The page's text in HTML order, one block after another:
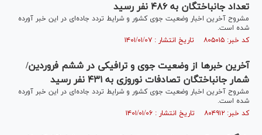
تعداد جانباختگان به ۴۸۶ نفر رسید
مشروح آخرین اخبار وضعیت جوی کشور و شرایط تردد جاده‌ای در این خبر آورده
شده است.
کد خبر: ۸۰۵۰۱۵ تاریخ انتشار : ۱۴۰۱/۰۱/۰۷
آخرین خبر‌ها از وضعیت جوی و ترافیکی در ششم فروردین/
شمار جانباختگان تصادفات نوروزی به ۴۳۱ نفر رسید
مشروح آخرین اخبار وضعیت جوی کشور و شرایط تردد جاده‌ای در این خبر آورده
شده است.
کد خبر: ۸۰۴۹۱۲ تاریخ انتشار : ۱۴۰۱/۰۱/۰۶